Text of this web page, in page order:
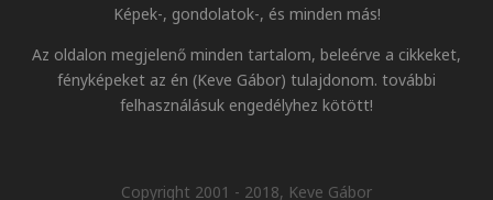
Képek-, gondolatok-, és minden más!
Az oldalon megjelenő minden tartalom, beleérve a cikkeket,
fényképeket az én (Keve Gábor) tulajdonom. további
felhasználásuk engedélyhez kötött!
Copyright 2001 - 2018, Keve Gábor